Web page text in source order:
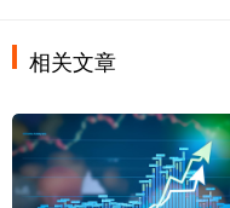
相关文章